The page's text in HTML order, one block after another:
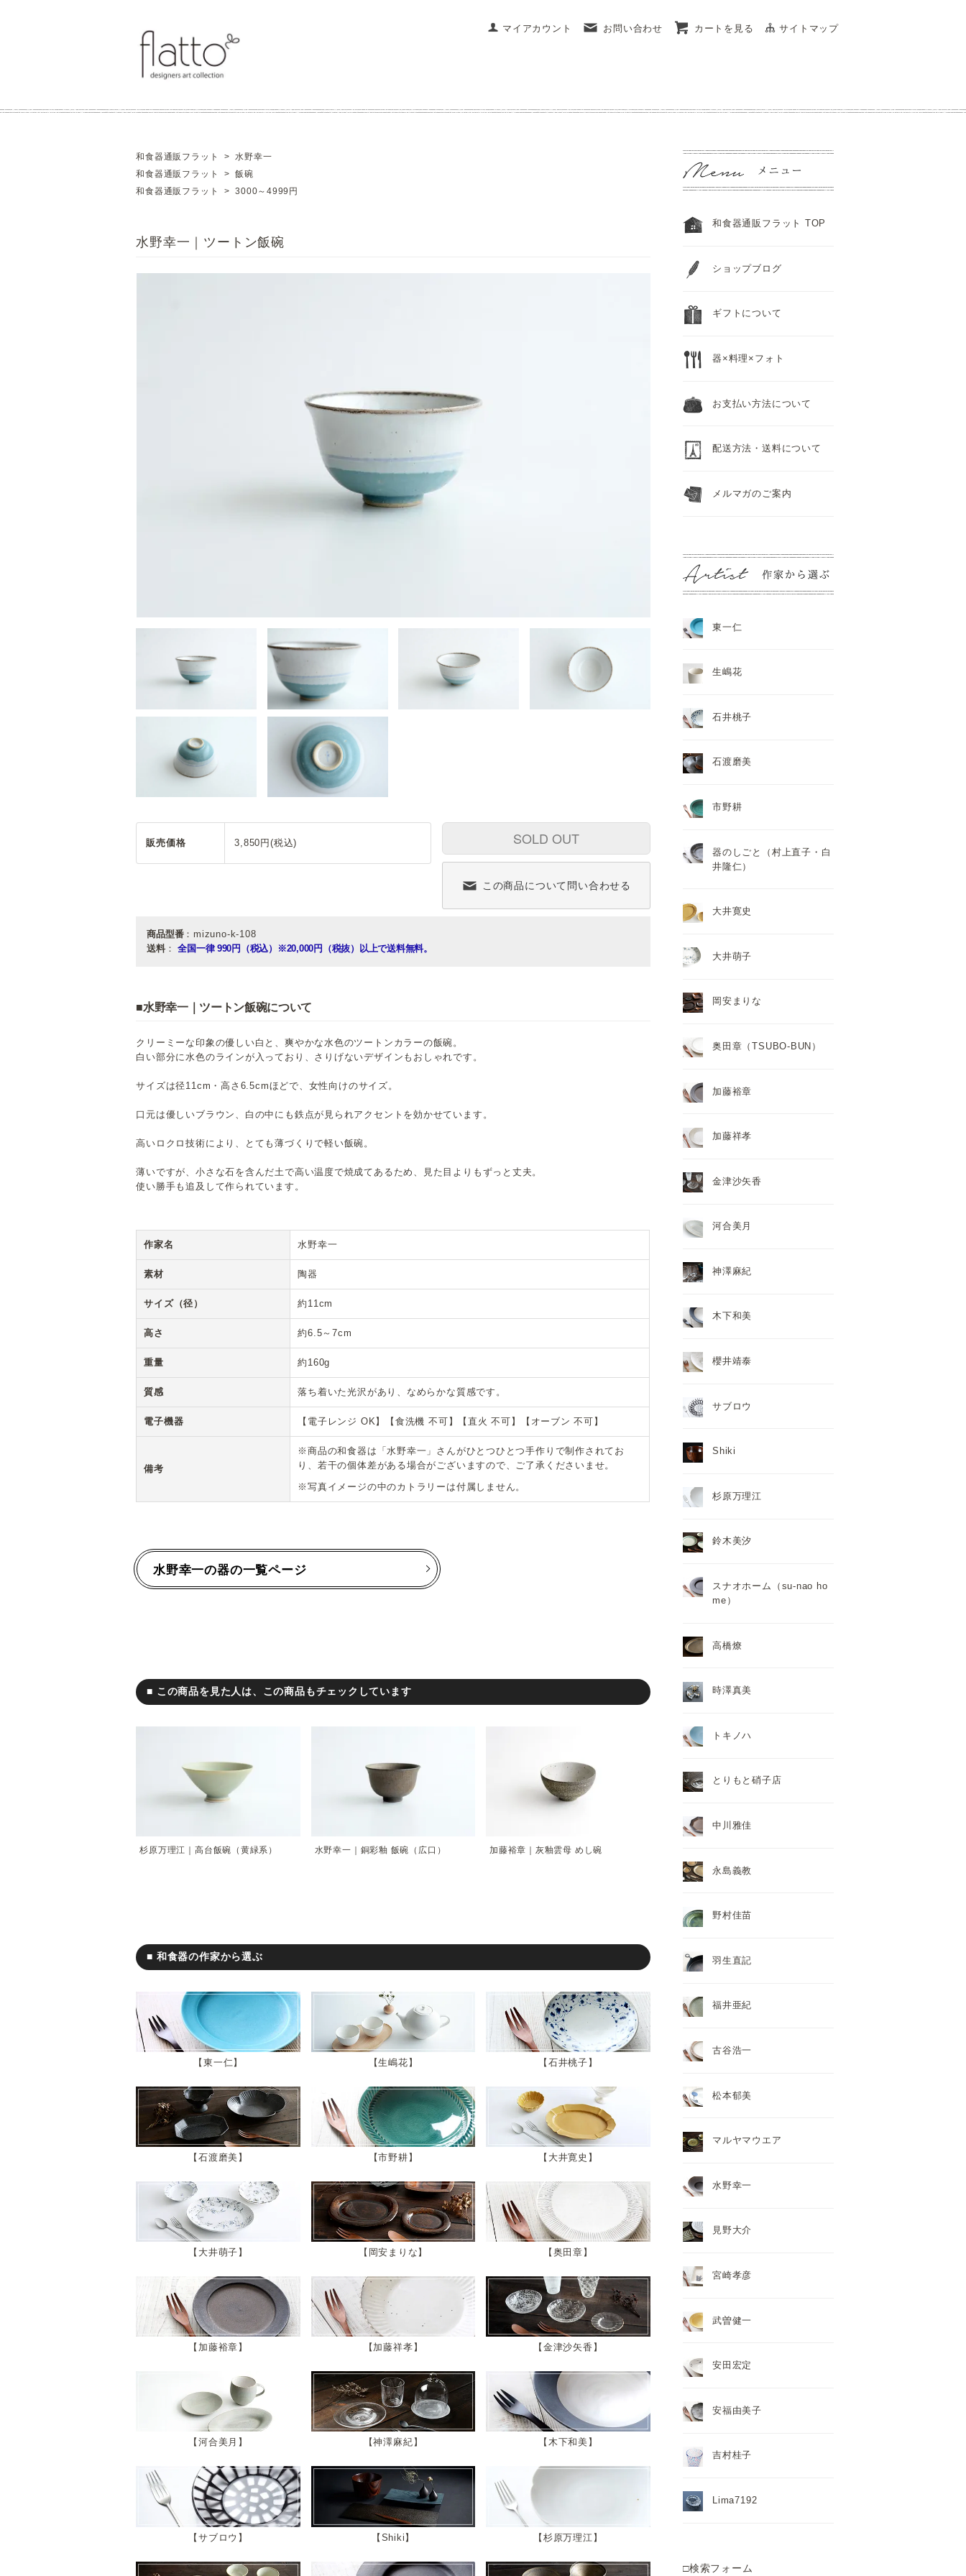
マイアカウント お問い合わせ カートを見る サイトマップ
和食器通販フラット >水野幸一
和食器通販フラット
>飯碗
和食器通販フラット
>3000～4999円
水野幸一｜ツートン飯碗
販売価格 3,850円(税込) SOLD OUT
この商品について問い合わせる
商品型番：mizuno-k-108
送料： 全国一律 990円（税込） ※20,000円（税抜）以上で送料無料。
■水野幸一｜ツートン飯碗について
クリーミーな印象の優しい白と、爽やかな水色のツートンカラーの飯碗。
白い部分に水色のラインが入っており、さりげないデザインもおしゃれです。
サイズは径11cm・高さ6.5cmほどで、女性向けのサイズ。
口元は優しいブラウン、白の中にも鉄点が見られアクセントを効かせています。
高いロクロ技術により、とても薄づくりで軽い飯碗。
薄いですが、小さな石を含んだ土で高い温度で焼成てあるため、見た目よりもずっと丈夫。
使い勝手も追及して作られています。
作家名 水野幸一
素材 陶器
サイズ（径） 約11cm
高さ 約6.5～7cm
重量 約160g
質感 落ち着いた光沢があり、なめらかな質感です。
電子機器 【電子レンジ OK】【食洗機 不可】【直火 不可】【オーブン 不可】
備考
※商品の和食器は「水野幸一」さんがひとつひとつ手作りで制作されてお
り、若干の個体差がある場合がございますので、ご了承くださいませ。
※写真イメージの中のカトラリーは付属しません。
水野幸一の器の一覧ページ
■ この商品を見た人は、この商品もチェックしています
杉原万理江｜高台飯碗（黄緑系） 水野幸一｜銅彩釉 飯碗（広口） 加藤裕章｜灰釉雲母 めし碗
■ 和食器の作家から選ぶ
東一仁 生嶋花 石井桃子
石渡磨美 市野耕 大井寛史
大井萌子 岡安まりな 奥田章
加藤裕章 加藤祥孝 金津沙矢香
河合美月 神澤麻紀 木下和美
サブロウ Shiki 杉原万理江
和食器通販フラット TOP
ショップブログ
ギフトについて
器×料理×フォト
お支払い方法について
配送方法・送料について
メルマガのご案内
東一仁
生嶋花
石井桃子
石渡磨美
市野耕
器のしごと（村上直子・白
井隆仁）
大井寛史
大井萌子
岡安まりな
奥田章（TSUBO-BUN）
加藤裕章
加藤祥孝
金津沙矢香
河合美月
神澤麻紀
木下和美
櫻井靖泰
サブロウ
Shiki
杉原万理江
鈴木美汐
スナオホーム（su-nao ho
me）
高橋燎
時澤真美
トキノハ
とりもと硝子店
中川雅佳
永島義教
野村佳苗
羽生直記
福井亜紀
古谷浩一
松本郁美
マルヤマウエア
水野幸一
見野大介
宮崎孝彦
武曽健一
安田宏定
安福由美子
吉村桂子
Lima7192
□検索フォーム